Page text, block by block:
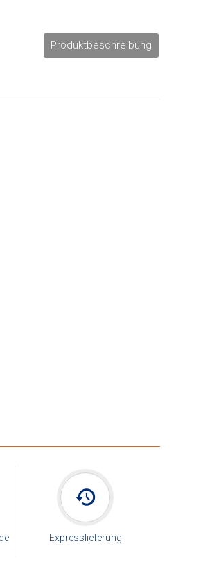
Produktbeschreibung
Expresslieferung